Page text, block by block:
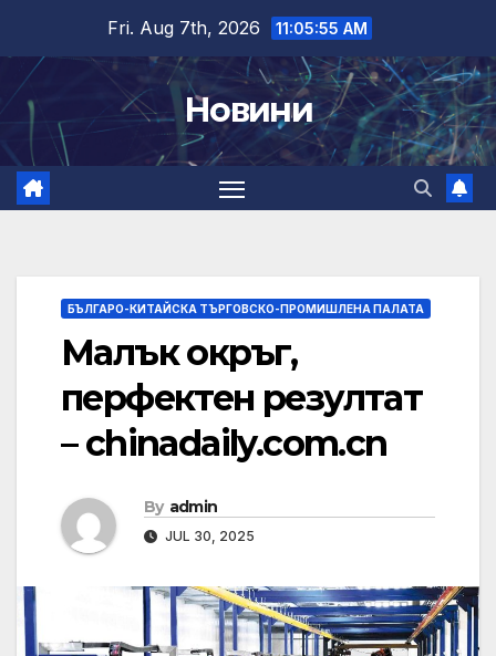
content
Fri. Aug 7th, 2026 11:05:56 AM
Новини
БЪЛГАРО-КИТАЙСКА ТЪРГОВСКО-ПРОМИШЛЕНА ПАЛАТА
Малък окръг,
перфектен резултат
– chinadaily.com.cn
By admin
JUL 30, 2025